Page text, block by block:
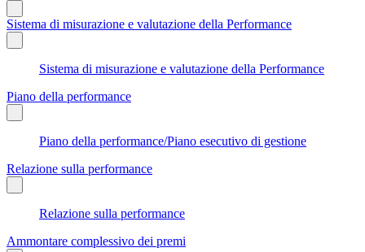
Sistema di misurazione e valutazione della Performance
Sistema di misurazione e valutazione della Performance
Piano della performance
Piano della performance/Piano esecutivo di gestione
Relazione sulla performance
Relazione sulla performance
Ammontare complessivo dei premi